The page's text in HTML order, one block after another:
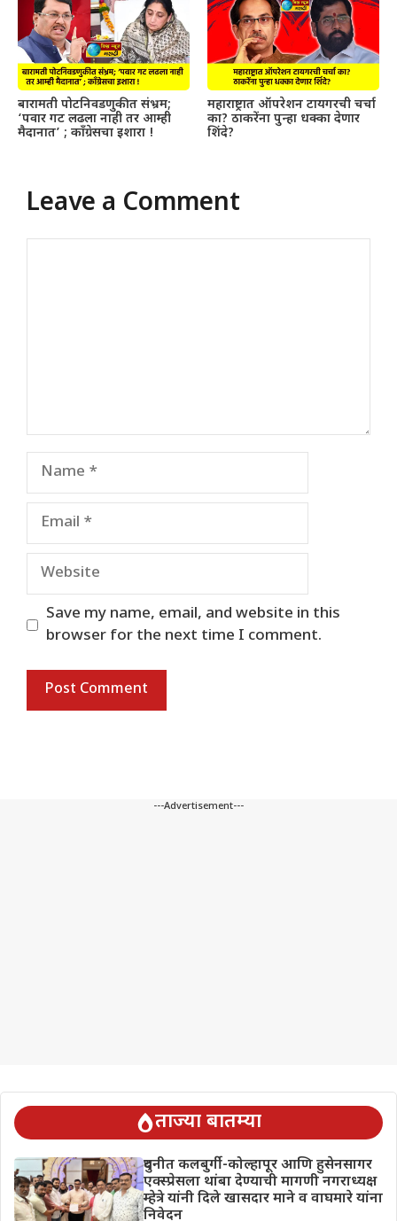
बारामती पोटनिवडणुकीत संभ्रम;
‘पवार गट लढला नाही तर आम्ही
मैदानात’ ; काँग्रेसचा इशारा !
महाराष्ट्रात ऑपरेशन टायगरची चर्चा
का? ठाकरेंना पुन्हा धक्का देणार
शिंदे?
Leave a Comment
Name
Email
Website
Save my name, email, and website in this
browser for the next time I comment.
---Advertisement---
ताज्या बातम्या
दुधनीत कलबुर्गी-कोल्हापूर आणि हुसेनसागर
एक्स्प्रेसला थांबा देण्याची मागणी नगराध्यक्ष
म्हेत्रे यांनी दिले खासदार माने व वाघमारे यांना
निवेदन